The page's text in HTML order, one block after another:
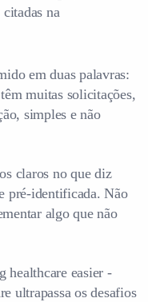
na
em duas palavras:
muitas solicitações,
simples e não
claros no que diz
pré-identificada. Não
algo que não
easier -
ultrapassa os desafios